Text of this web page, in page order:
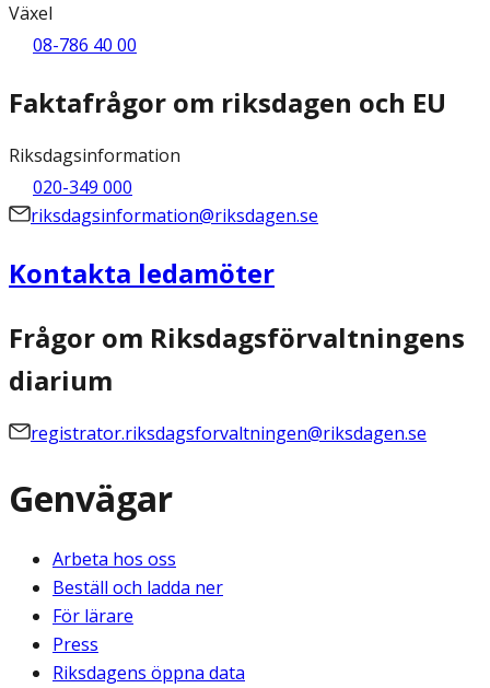
Växel
08-786 40 00
Faktafrågor om riksdagen och EU
Riksdagsinformation
020-349 000
riksdagsinformation@riksdagen.se
Kontakta ledamöter
Frågor om Riksdagsförvaltningens
diarium
registrator.riksdagsforvaltningen@riksdagen.se
Genvägar
Arbeta hos oss
Beställ och ladda ner
För lärare
Press
Riksdagens öppna data